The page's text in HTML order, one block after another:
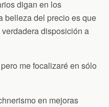
digan en los
belleza del precio es que
disposición a
me focalizaré en sólo
en mejoras